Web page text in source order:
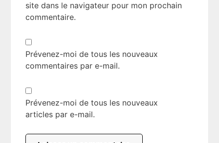
site dans le navigateur pour mon prochain
commentaire.
Prévenez-moi de tous les nouveaux
commentaires par e-mail.
Prévenez-moi de tous les nouveaux
articles par e-mail.